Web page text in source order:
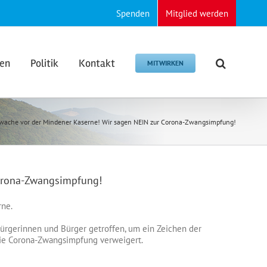
Spenden Mitglied werden
Politik Kontakt MITWIRKEN
vor der Mindener Kaserne! Wir sagen NEIN zur Corona-Zwangsimpfung!
Zwangsimpfung!
und Bürger getroffen, um ein Zeichen der
Corona-Zwangsimpfung verweigert.